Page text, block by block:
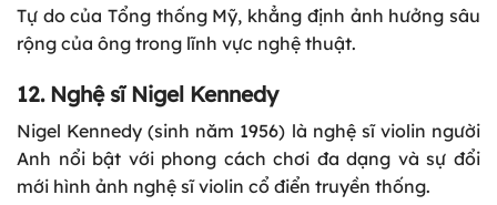
Tự do của Tổng thống Mỹ, khẳng định ảnh hưởng sâu
rộng của ông trong lĩnh vực nghệ thuật.
12. Nghệ sĩ Nigel Kennedy
Nigel Kennedy (sinh năm 1956) là nghệ sĩ violin người
Anh nổi bật với phong cách chơi đa dạng và sự đổi
mới hình ảnh nghệ sĩ violin cổ điển truyền thống.